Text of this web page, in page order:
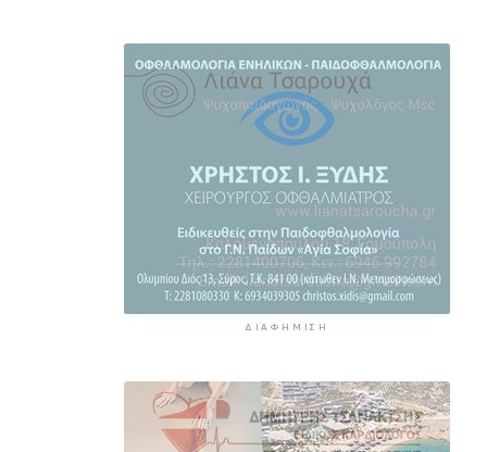
Τήνος: Σύλληψη για κλοπή και
παραμέληση εποπτείας ανηλίκων
3 ώρες 51 λεπτά πρίν
Οι «Φρουροί» ζωντανεύουν την
αρχαϊκή εποχή του Σαγκρίου
4 ώρες 9 λεπτά πρίν
Ρέθυμνο: Η επόμενη μέρα του
τουρισμού μετά τις πυρκαγιές, η
εικόνα σε Πρέβελη και Άγιο
Βασίλειο
4 ώρες 30 λεπτά πρίν
ΔΙΑΦΉΜΙΣΗ